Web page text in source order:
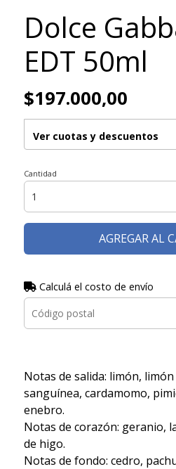
Dolce
EDT 50ml
$197.000,00
Ver cuotas y descuentos
Cantidad
AGREGAR AL
Calculá el costo de envío
Notas de salida: limón,
sanguínea, cardamomo,
enebro.
Notas de corazón: geranio,
de higo.
Notas de fondo: cedro,